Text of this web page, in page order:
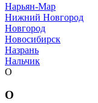
Нарьян-Мар
Нижний Новгород
Новгород
Новосибирск
Назрань
Нальчик
О
О